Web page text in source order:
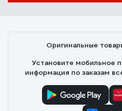
Оригинальные
Установите мобильное
информация по заказам